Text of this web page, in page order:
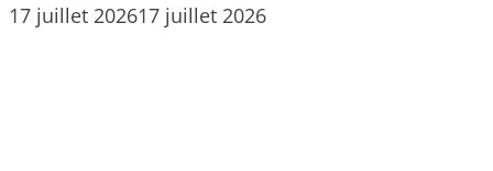
17 juillet 202617 juillet 2026